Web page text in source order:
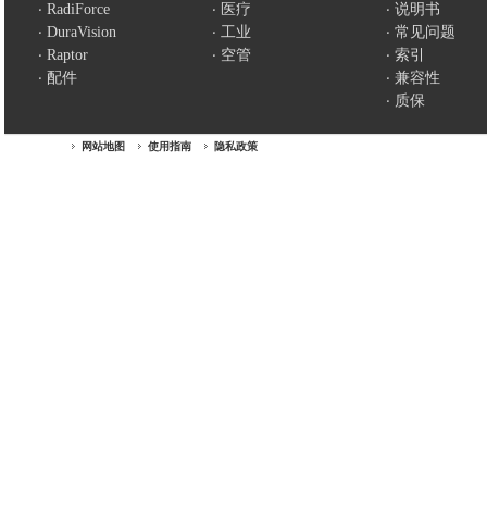
RadiForce
DuraVision
Raptor
配件
医疗
工业
空管
说明书
常见问题
索引
兼容性
质保
网站地图 使用指南 隐私政策